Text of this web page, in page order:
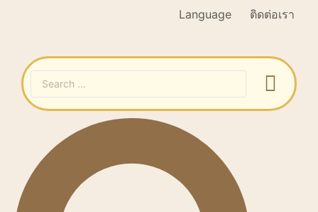
Language ติดต่อเรา